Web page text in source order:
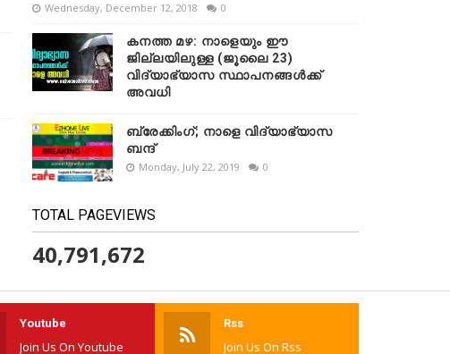
Wednesday, December 12, 2018 0
കനത്ത മഴ: നാളെയും ഈ
ജില്ലയിലുള്ള (ജൂലൈ 23)
വിദ്യാഭ്യാസ സ്ഥാപനങ്ങൾക്ക്
അവധി
ബ്രേക്കിംഗ്; നാളെ വിദ്യാഭ്യാസ
ബന്ദ്
Monday, July 22, 2019 0
TOTAL PAGEVIEWS
40,791,672
Youtube
Join Us On Youtube
Rss
Join Us On Rss